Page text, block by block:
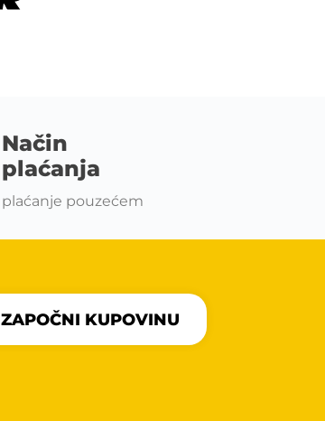
Način
plaćanja
plaćanje pouzećem
ZAPOČNI KUPOVINU